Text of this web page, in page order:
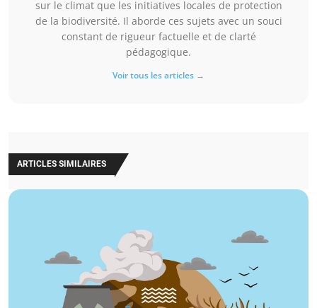
sur le climat que les initiatives locales de protection
de la biodiversité. Il aborde ces sujets avec un souci
constant de rigueur factuelle et de clarté
pédagogique.
Voir tous les articles →
ARTICLES SIMILAIRES